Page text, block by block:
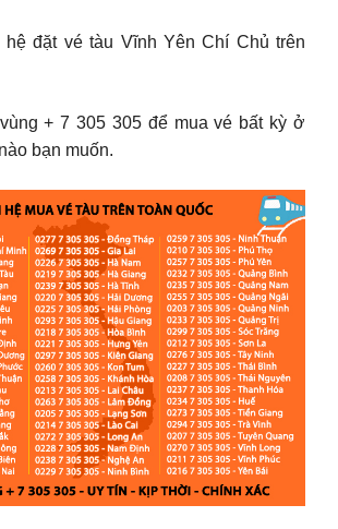
đặt vé tàu Vĩnh Yên Chí Chủ trên
+ 7 305 305 để mua vé bất kỳ ở
bạn muốn.